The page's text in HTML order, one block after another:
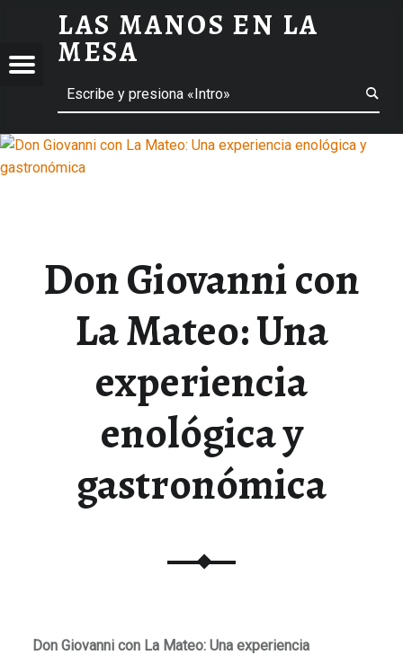
DON GIOVANNI CON LA MATEO: UNA EXPERIENCIA ENOLÓGICA Y GASTRONÓMICA - LAS MANOS EN LA MESA
LAS MANOS EN LA
MESA
Menúde entradas
Buscar
Don Giovanni con
La Mateo: Una
experiencia
enológica y
gastronómica
Don Giovanni con La Mateo: Una experiencia